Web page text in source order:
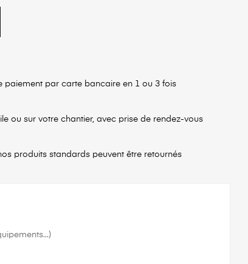
paiement par carte bancaire en 1 ou 3 fois
ou sur votre chantier, avec prise de rendez-vous
produits standards peuvent être retournés